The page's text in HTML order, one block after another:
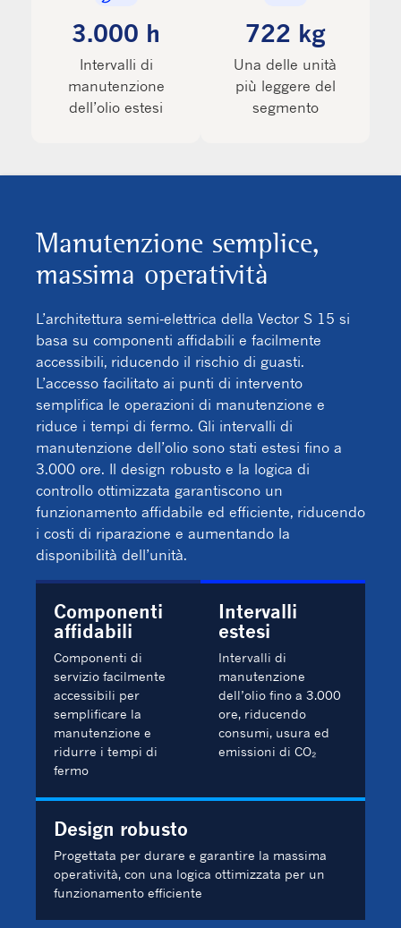
3.000 h
Intervalli di
manutenzione
dell’olio estesi
722 kg
Una delle unità
più leggere del
segmento
Manutenzione semplice,
massima operatività
L’architettura semi‑elettrica della Vector S 15 si
basa su componenti affidabili e facilmente
accessibili, riducendo il rischio di guasti.
L’accesso facilitato ai punti di intervento
semplifica le operazioni di manutenzione e
riduce i tempi di fermo. Gli intervalli di
manutenzione dell’olio sono stati estesi fino a
3.000 ore. Il design robusto e la logica di
controllo ottimizzata garantiscono un
funzionamento affidabile ed efficiente, riducendo
i costi di riparazione e aumentando la
disponibilità dell’unità.
Componenti
affidabili
Componenti di
servizio facilmente
accessibili per
semplificare la
manutenzione e
ridurre i tempi di
fermo
Intervalli
estesi
Intervalli di
manutenzione
dell’olio fino a 3.000
ore, riducendo
consumi, usura ed
emissioni di CO₂
Design robusto
Progettata per durare e garantire la massima
operatività, con una logica ottimizzata per un
funzionamento efficiente